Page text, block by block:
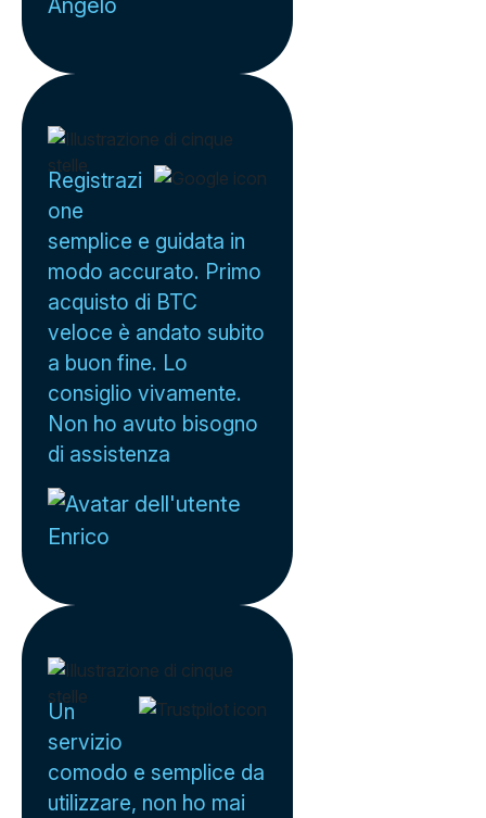
Registrazi
one
semplice e guidata in
modo accurato. Primo
acquisto di BTC
veloce è andato subito
a buon fine. Lo
consiglio vivamente.
Non ho avuto bisogno
di assistenza
Enrico
Un
servizio
comodo e semplice da
utilizzare, non ho mai